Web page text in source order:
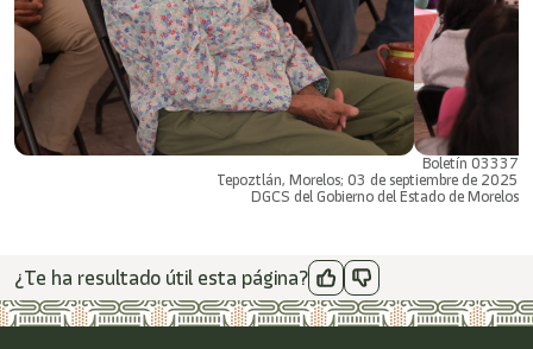
Boletín 03337
Tepoztlán, Morelos; 03 de septiembre de 2025
DGCS del Gobierno del Estado de Morelos
¿Te ha resultado útil esta página?